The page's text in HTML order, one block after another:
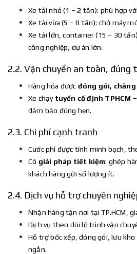
Xe tải nhỏ (1 – 2 tấn): phù hợp
Xe tải vừa (5 – 8 tấn): chở máy
Xe tải lớn, container (15 – 30
công nghiệp, dự án lớn.
2.2. Vận chuyển an toàn, đúng
Hàng hóa được đóng gói,
Xe chạy tuyến cố định TPHCM
đảm bảo đúng hẹn.
2.3. Chi phí cạnh tranh
Cước phí được tính minh bạch,
Có giải pháp tiết kiệm: ghép
khách hàng gửi số lượng ít.
2.4. Dịch vụ hỗ trợ chuyên
Nhận hàng tận nơi tại TP.HCM,
Dịch vụ theo dõi lộ trình vận
Hỗ trợ bốc xếp, đóng gói, lưu
ngắn.